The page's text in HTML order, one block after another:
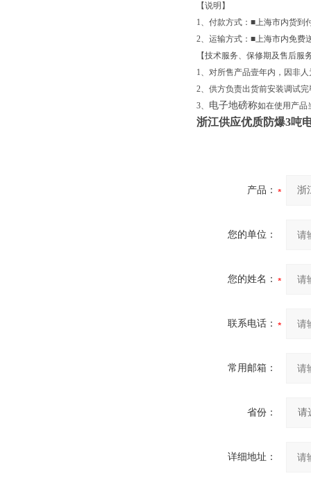
【说明】
1、付款方式：■上海市内货到
2、运输方式：■上海市内免费
【技术服务、保修期及售后服
1、对所售产品壹年内，因非
2、供方负责出货前安装调试
3、 电子地磅称如在使用产品
浙江供应优质防爆3吨
产品：
您的单位：
您的姓名：
联系电话：
常用邮箱：
省份：
详细地址：